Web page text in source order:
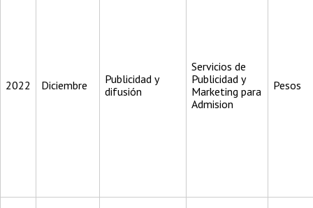
2022 Diciembre
Publicidad y
difusión
Servicios de
Publicidad y
Marketing para
Admision
Pesos